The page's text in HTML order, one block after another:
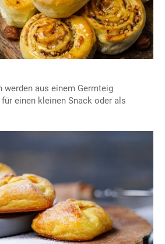
werden aus einem Germteig
einen kleinen Snack oder als